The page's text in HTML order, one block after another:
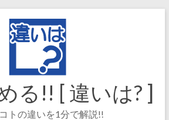
る!! [ 違いは? ]
トの違いを1分で解説!!